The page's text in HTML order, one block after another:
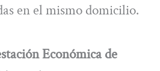
en el mismo domicilio.
Económica de